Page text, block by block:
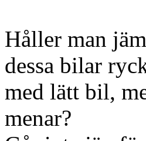
Håller man
dessa bilar
med lätt bil,
menar?